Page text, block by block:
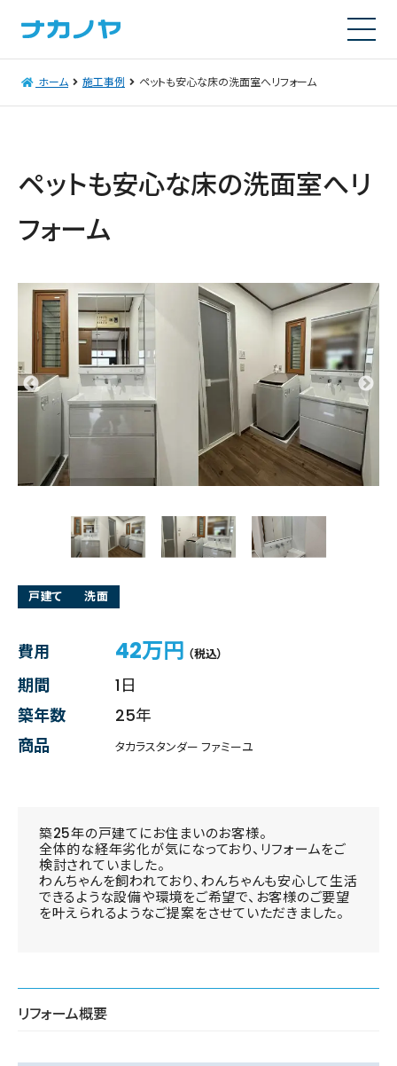
ホーム 施工事例 ペットも安心な床の洗面室へリフォーム
ペットも安心な床の洗面室へリ
フォーム
戸建て 洗面
費用 42万円 （税込）
期間
1日
築年数
25年
商品
タカラスタンダー ファミーユ
築25年の戸建てにお住まいのお客様。
全体的な経年劣化が気になっており、リフォームをご
検討されていました。
わんちゃんを飼われており、わんちゃんも安心して生活
できるような設備や環境をご希望で、お客様のご要望
を叶えられるようなご提案をさせていただきました。
リフォーム概要